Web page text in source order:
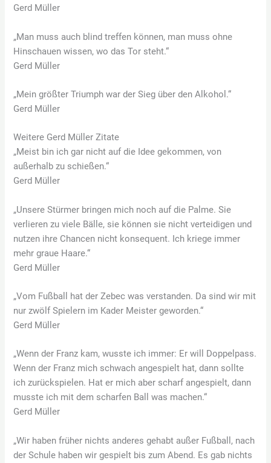
Gerd Müller
„Man muss auch blind treffen können, man muss ohne
Hinschauen wissen, wo das Tor steht.“
Gerd Müller
„Mein größter Triumph war der Sieg über den Alkohol.“
Gerd Müller
Weitere Gerd Müller Zitate
„Meist bin ich gar nicht auf die Idee gekommen, von
außerhalb zu schießen.“
Gerd Müller
„Unsere Stürmer bringen mich noch auf die Palme. Sie
verlieren zu viele Bälle, sie können sie nicht verteidigen und
nutzen ihre Chancen nicht konsequent. Ich kriege immer
mehr graue Haare.“
Gerd Müller
„Vom Fußball hat der Zebec was verstanden. Da sind wir mit
nur zwölf Spielern im Kader Meister geworden.“
Gerd Müller
„Wenn der Franz kam, wusste ich immer: Er will Doppelpass.
Wenn der Franz mich schwach angespielt hat, dann sollte
ich zurückspielen. Hat er mich aber scharf angespielt, dann
musste ich mit dem scharfen Ball was machen.“
Gerd Müller
„Wir haben früher nichts anderes gehabt außer Fußball, nach
der Schule haben wir gespielt bis zum Abend. Es gab nichts